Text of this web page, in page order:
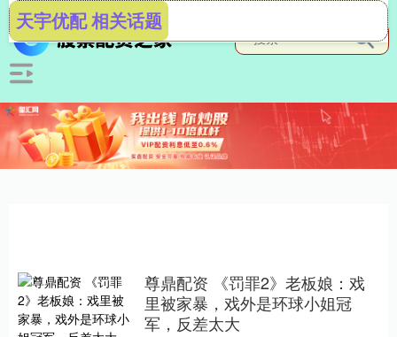
天宇优配 相关话题
尊鼎配资 《罚罪2》老板娘：戏
里被家暴，戏外是环球小姐冠
军，反差太大